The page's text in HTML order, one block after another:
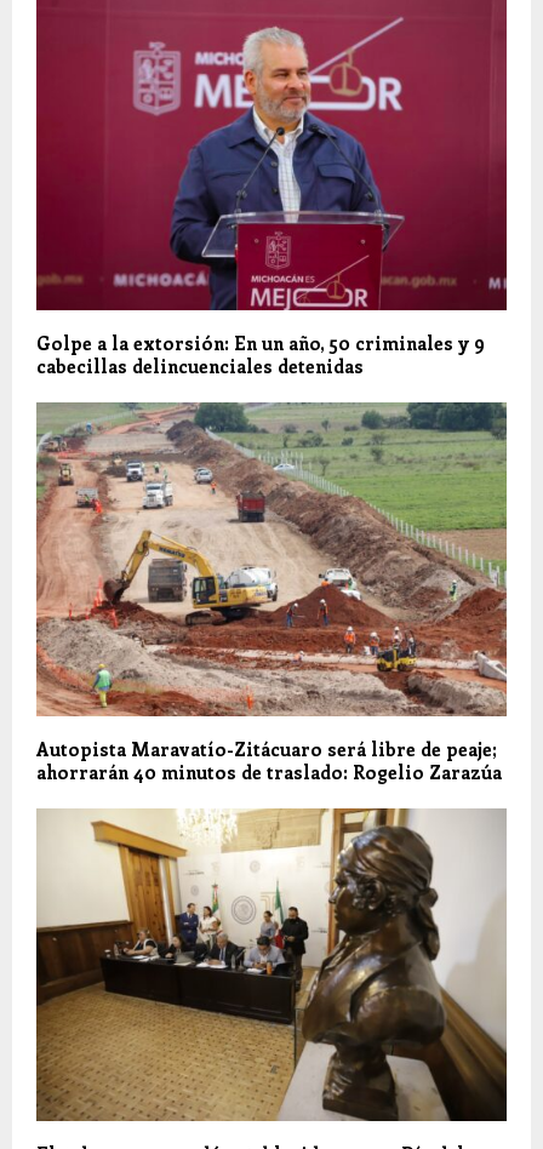
Golpe a la extorsión: En un año, 50 criminales y 9
cabecillas delincuenciales detenidas
Autopista Maravatío-Zitácuaro será libre de peaje;
ahorrarán 40 minutos de traslado: Rogelio Zarazúa